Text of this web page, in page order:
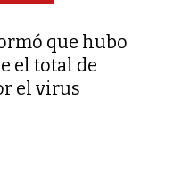
que hubo
el total de
el virus